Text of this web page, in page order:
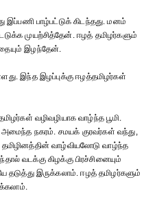
இப்பணி பாழ்பட்டுக் கிடந்தது. மனம்
முயற்சித்தேன். ஈழத் தமிழர்களும்
இழந்தேன்.
இந்த இழப்புக்கு ஈழத்தமிழர்கள்
வழிவழியாக வாழ்ந்த பூமி.
அமைந்த நகரம். சமயக் குரவர்கள் வந்து,
வாழ்வியலோடு வாழ்ந்த
வடக்கு கிழக்கு பிரச்சினையும்
தடுத்து இருக்கலாம். ஈழத் தமிழர்களும்